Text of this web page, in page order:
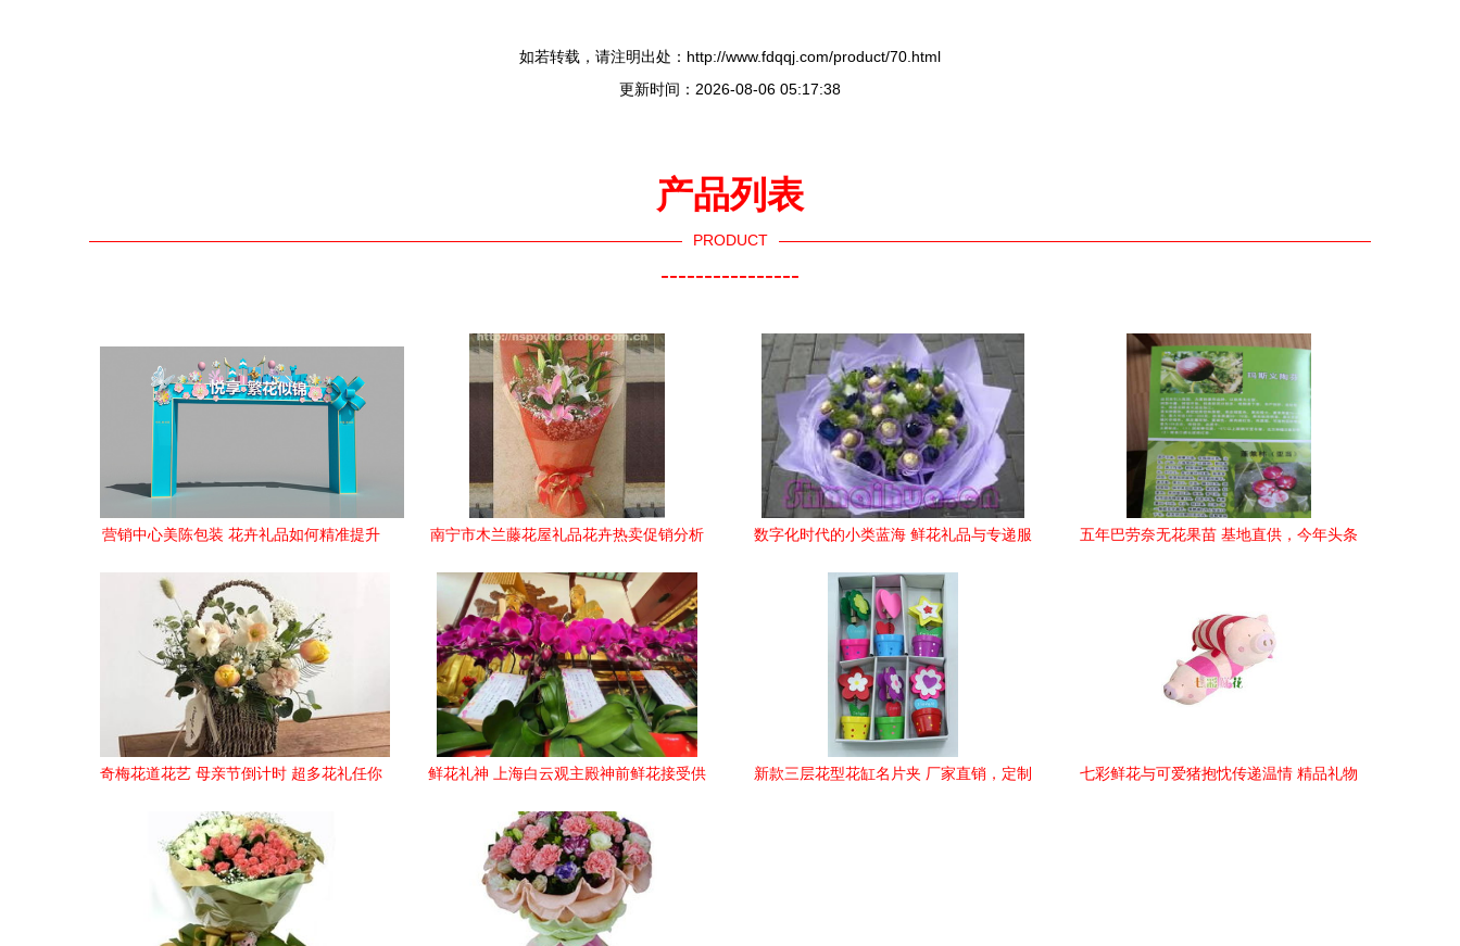
如若转载，请注明出处：http://www.fdqqj.com/product/70.html
更新时间：2026-08-06 05:17:38
产品列表
PRODUCT
----------------
营销中心美陈包装 花卉礼品如何精准提升
南宁市木兰藤花屋礼品花卉热卖促销分析
数字化时代的小类蓝海 鲜花礼品与专递服
五年巴劳奈无花果苗 基地直供，今年头条
奇梅花道花艺 母亲节倒计时 超多花礼任你
鲜花礼神 上海白云观主殿神前鲜花接受供
新款三层花型花缸名片夹 厂家直销，定制
七彩鲜花与可爱猪抱忱传递温情 精品礼物